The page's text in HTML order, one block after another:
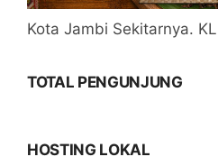
Kota Jambi Sekitarnya.
TOTAL PENGUNJUNG
HOSTING LOKAL